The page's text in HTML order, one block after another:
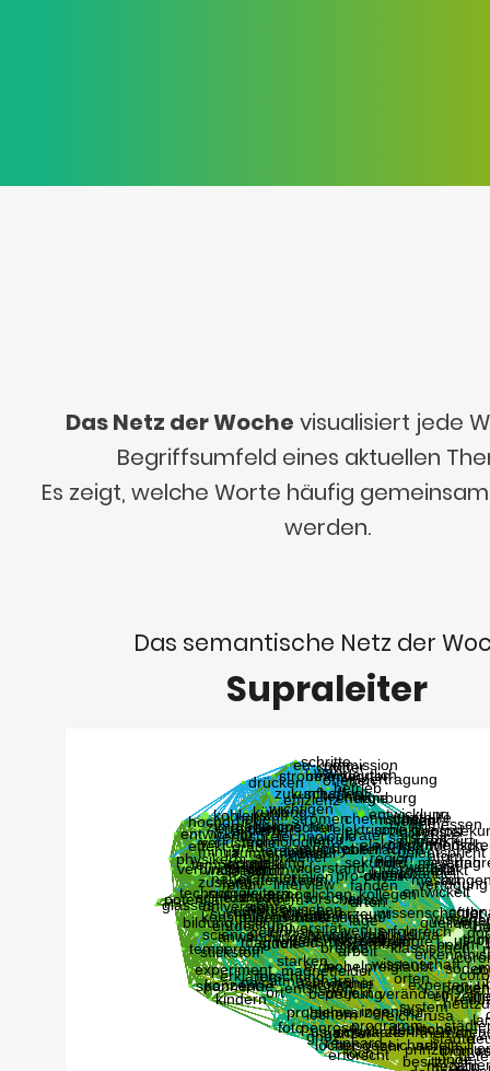
Das Netz der Woche visualisiert jede
Begriffsumfeld eines aktuellen
Es zeigt, welche Worte häufig
werden.
Das semantische Netz der
Supraleiter